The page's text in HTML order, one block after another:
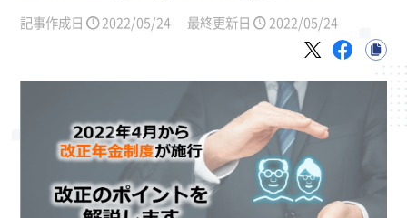
記事作成日 2022/05/24 最終更新日 2022/05/24